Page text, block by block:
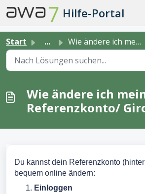
Zum hauptsächlichen Inhalt gehen
Hilfe-Portal
Start ... Wie ändere ich mein Referenzkonto/ Girokonto?
Wie ändere ich
Referenzkonto/
Du kannst dein Referenzkonto
bequem online ändern:
Einloggen